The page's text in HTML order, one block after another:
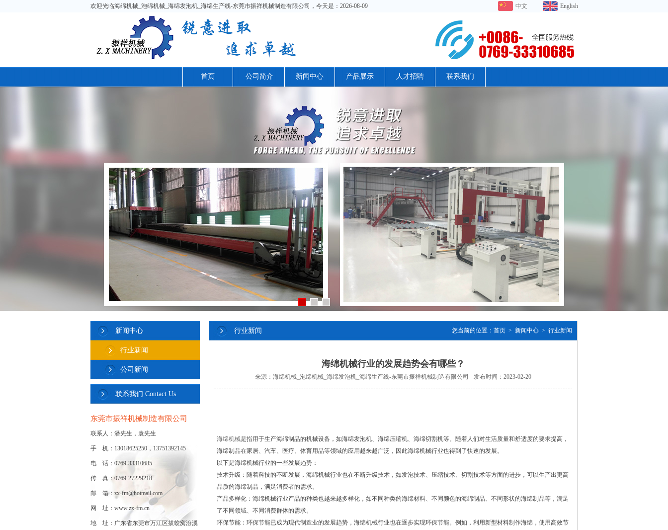
中文 English
欢迎光临海绵机械_泡绵机械_海绵发泡机_海绵生产线-东莞市振祥机械制造有限公司，今天是：2026-08-09
首页 公司简介 新闻中心 产品展示 人才招聘 联系我们
新闻中心
行业新闻
公司新闻
联系我们 Contact Us
东莞市振祥机械制造有限公司
联系人：潘先生，袁先生
手 机：13018625250，13751392145
电 话：0769-33310685
传 真：0769-27229218
邮 箱：zx-fm@hotmail.com
网 址：www.zx-fm.cn
地 址：广东省东莞市万江区拔蛟窝汾溪
您当前的位置： 首页 > 新闻中心 > 行业新闻
行业新闻
海绵机械行业的发展趋势会有哪些？
来源： 海绵机械_泡绵机械_海绵发泡机_海绵生产线-东莞市振祥机械制造有限公司 发布时间：2023-02-20
海绵机械是指用于生产海绵制品的机械设备，如海绵发泡机、海绵压缩机、海绵切割机等。随着人们对生活质量和舒适度的要求提高，
海绵制品在家居、汽车、医疗、体育用品等领域的应用越来越广泛，因此海绵机械行业也得到了快速的发展。
以下是海绵机械行业的一些发展趋势：
技术升级：随着科技的不断发展，海绵机械行业也在不断升级技术，如发泡技术、压缩技术、切割技术等方面的进步，可以生产出更高
品质的海绵制品，满足消费者的需求。
产品多样化：海绵机械行业产品的种类也越来越多样化，如不同种类的海绵材料、不同颜色的海绵制品、不同形状的海绵制品等，满足
了不同领域、不同消费群体的需求。
环保节能：环保节能已成为现代制造业的发展趋势，海绵机械行业也在逐步实现环保节能。例如，利用新型材料制作海绵，使用高效节